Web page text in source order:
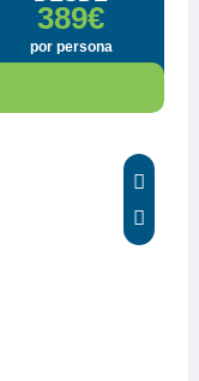
389€
por persona